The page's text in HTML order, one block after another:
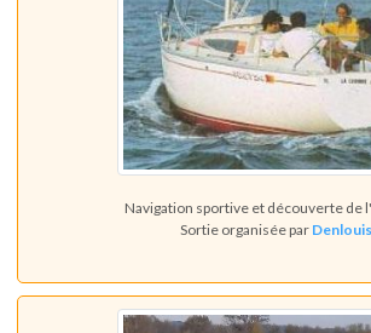
Navigation sportive et découverte de
Sortie organisée par Denlouis